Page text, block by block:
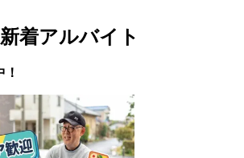
着アルバイト